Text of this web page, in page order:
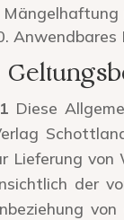
Mängelhaftung
Anwendbares
Diese
Lieferung von
der